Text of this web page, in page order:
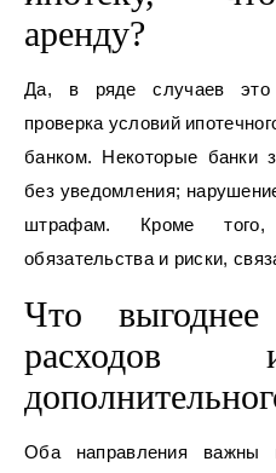
аренду?
Да, в ряде случаев это
проверка условий
банком. Некоторые банки
без уведомления;
штрафам. Кроме того,
обязательства и риски,
Что
расходов
Оба направления важны